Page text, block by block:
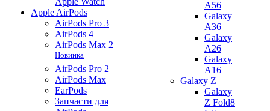
Apple AirPods
AirPods Pro 3
AirPods 4
AirPods Max 2
Новинка
AirPods Pro 2
AirPods Max
EarPods
Запчасти для
A56
Galaxy
A36
Galaxy
A26
Galaxy
A16
Galaxy Z
Galaxy
Z Fold8